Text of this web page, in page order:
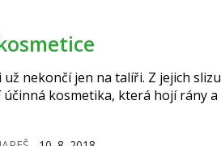
už nekončí jen na talíři. Z jejich slizu
účinná kosmetika, která hojí rány a